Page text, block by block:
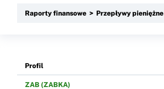
Raporty finansowe > Przepływy pieniężne
Profil
ZAB (ZABKA)